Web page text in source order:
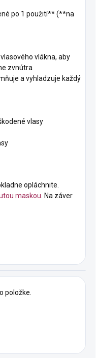
po 1 použití** (**na
vlákna, aby
zvnútra
a vyhladzuje každý
vlasy
opláchnite.
maskou. Na záver
položke.